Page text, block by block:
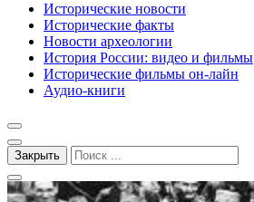
Исторические новости
Исторические факты
Новости археологии
История России: видео и фильмы
Исторические фильмы он-лайн
Аудио-книги
Закрыть